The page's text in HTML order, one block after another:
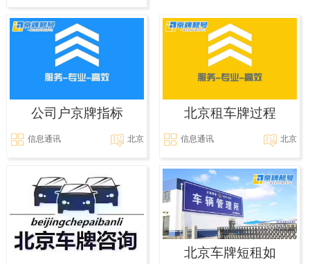
公司户京牌指标
信息通讯 北京
北京租车牌过程
信息通讯 北京
北京车牌短租如